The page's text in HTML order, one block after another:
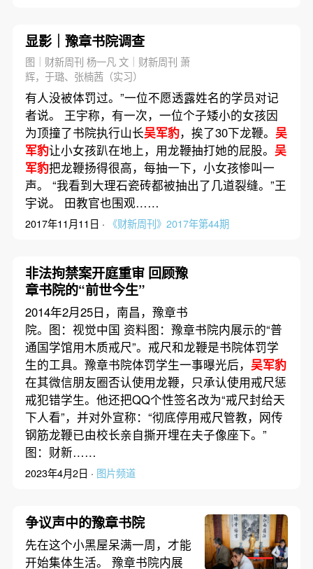
显影｜豫章书院调查
图｜财新周刊 杨一凡 文｜财新周刊 萧
辉，于璐、张楠茜（实习）
有人没被体罚过。”一位不愿透露姓名的学员对记
者说。 王宇称，有一次，一位个子矮小的女孩因
为顶撞了书院执行山长吴军豹，挨了30下龙鞭。 吴
军豹让小女孩趴在地上，用龙鞭抽打她的屁股。 吴
军豹把龙鞭扬得很高，每抽一下，小女孩惨叫一
声。 “我看到大理石瓷砖都被抽出了几道裂缝。”王
宇说。 田教官也围观……
2017年11月11日 · 《财新周刊》2017年第44期
非法拘禁案开庭重审 回顾豫
章书院的“前世今生”
2014年2月25日，南昌，豫章书
院。图：视觉中国 资料图：豫章书院内展示的“普
通国学馆用木质戒尺”。戒尺和龙鞭是书院体罚学
生的工具。豫章书院体罚学生一事曝光后， 吴军豹
在其微信朋友圈否认使用龙鞭，只承认使用戒尺惩
戒犯错学生。他还把QQ个性签名改为“戒尺封给天
下人看”，并对外宣称：“彻底停用戒尺管教，网传
钢筋龙鞭已由校长亲自撕开埋在夫子像座下。”
图：财新……
2023年4月2日 · 图片频道
争议声中的豫章书院
先在这个小黑屋呆满一周，才能
开始集体生活。 豫章书院内展